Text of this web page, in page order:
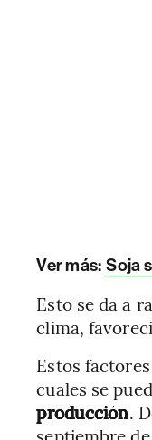
Ver más: Soja
Esto se da a
clima,
Estos
cuales se
producción.